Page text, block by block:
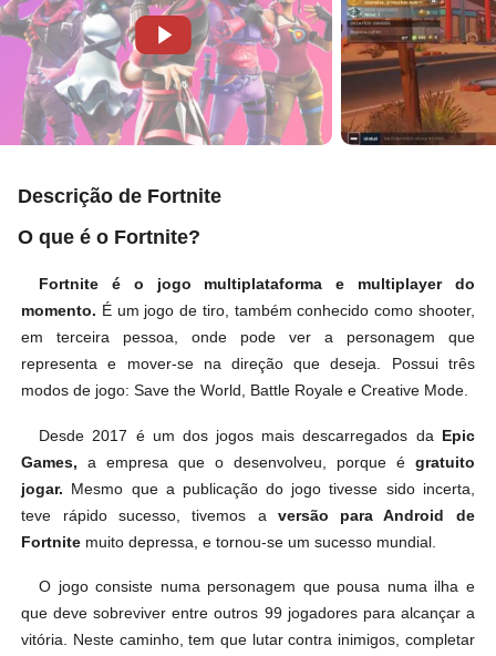
Descrição de Fortnite
O que é o Fortnite?
Fortnite é o jogo multiplataforma e multiplayer do
momento. É um jogo de tiro, também conhecido como shooter,
em terceira pessoa, onde pode ver a personagem que
representa e mover-se na direção que deseja. Possui três
modos de jogo: Save the World, Battle Royale e Creative Mode.
Desde 2017 é um dos jogos mais descarregados da Epic
Games, a empresa que o desenvolveu, porque é gratuito
jogar. Mesmo que a publicação do jogo tivesse sido incerta,
teve rápido sucesso, tivemos a versão para Android de
Fortnite muito depressa, e tornou-se um sucesso mundial.
O jogo consiste numa personagem que pousa numa ilha e
que deve sobreviver entre outros 99 jogadores para alcançar a
vitória. Neste caminho, tem que lutar contra inimigos, completar